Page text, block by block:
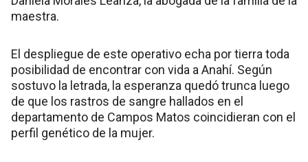
maestra.
El despliegue de este operativo echa por tierra toda
posibilidad de encontrar con vida a Anahí. Según
sostuvo la letrada, la esperanza quedó trunca luego
de que los rastros de sangre hallados en el
departamento de Campos Matos coincidieran con el
perfil genético de la mujer.